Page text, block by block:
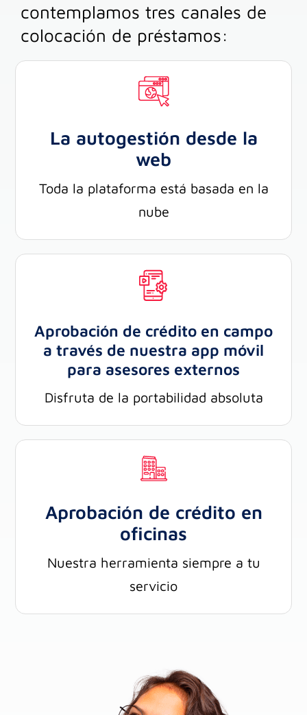
contemplamos tres canales de
colocación de préstamos:
La autogestión desde la
web
Toda la plataforma está basada en la
nube
Aprobación de crédito en campo
a través de nuestra app móvil
para asesores externos
Disfruta de la portabilidad absoluta
Aprobación de crédito en
oficinas
Nuestra herramienta siempre a tu
servicio